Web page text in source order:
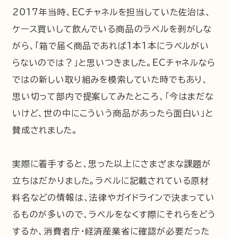
2017年当時、ECチャネルを担当していた佐治は、
ケース買いして飲んでいる商品のラベルを剥がしな
がら、「箱で届く商品であれば1本1本にラベルがい
らないのでは？」と思いつきました。ECチャネルなら
ではの新しい取り組みを模索していた時でもあり、
思い切って部内で提案してみたところ、「今はまだな
いけど、世の中にこういう商品があったら面白い」と
賛成されました。
実際に着手すると、思った以上にさまざまな課題が
立ちはだかりました。ラベルに記載されている原材
料名などの情報は、法律やガイドラインで決まってい
るものが多いので、ラベルをなくす際にそれらをどう
するか、消費者庁・経済産業省に確認が必要だった